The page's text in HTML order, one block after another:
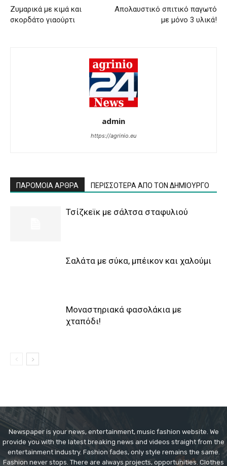
Ζυμαρικά με κιμά και
σκορδάτο γιαούρτι
Απολαυστικό σπιτικό παγωτό
με μόνο 3 υλικά!
admin
https://agrinio.eu
ΠΑΡΟΜΟΙΑ ΑΡΘΡΑ ΠΕΡΙΣΣΟΤΕΡΑ ΑΠΟ ΤΟΝ ΔΗΜΙΟΥΡΓΟ
Τσίζκεϊκ με σάλτσα σταφυλιού
Σαλάτα με σύκα, μπέικον και χαλούμι
Μοναστηριακά φασολάκια με
χταπόδι!
Newspaper is your news, entertainment, music fashion website. We
provide you with the latest breaking news and videos straight from the
entertainment industry. Fashion fades, only style remains the same.
Fashion never stops. There are always projects, opportunities. Clothes